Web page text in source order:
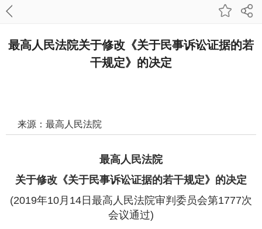
最高人民法院关于修改《关于民事诉讼证据的若
干规定》的决定
来源：最高人民法院
字号：
打印本页
最高人民法院
关于修改《关于民事诉讼证据的若干规定》的决定
(2019年10月14日最高人民法院审判委员会第1777次
会议通过)